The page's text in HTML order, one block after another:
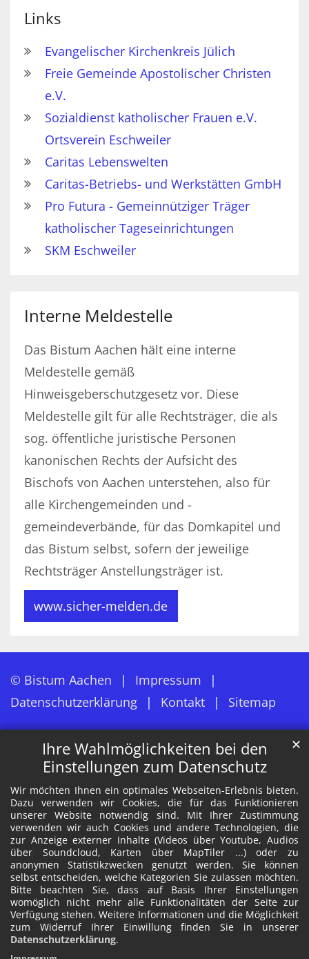
Ihre Wahlmöglichkeiten bei den
Einstellungen zum Datenschutz
Wir möchten Ihnen ein optimales Webseiten-Erlebnis bieten.
Dazu verwenden wir Cookies, die für das Funktionieren
unserer Website notwendig sind. Mit Ihrer Zustimmung
verwenden wir auch Cookies und andere Technologien, die
zur Anzeige externer Inhalte (Videos über Youtube, Audios
über Soundcloud, Karten über MapTiler ...) oder zu
anonymen Statistikzwecken genutzt werden. Sie können
selbst entscheiden, welche Kategorien Sie zulassen möchten.
Bitte beachten Sie, dass auf Basis Ihrer Einstellungen
womöglich nicht mehr alle Funktionalitäten der Seite zur
Verfügung stehen. Weitere Informationen und die Möglichkeit
zum Widerruf Ihrer Einwillung finden Sie in unserer
Datenschutzerklärung.
✕
Links
Evangelischer Kirchenkreis Jülich
Freie Gemeinde Apostolischer Christen
e.V.
Sozialdienst katholischer Frauen e.V.
Ortsverein Eschweiler
Caritas Lebenswelten
Caritas-Betriebs- und Werkstätten GmbH
Pro Futura - Gemeinnütziger Träger
katholischer Tageseinrichtungen
SKM Eschweiler
Interne Meldestelle
Das Bistum Aachen hält eine interne
Meldestelle gemäß
Hinweisgeberschutzgesetz vor. Diese
Meldestelle gilt für alle Rechtsträger, die als
sog. öffentliche juristische Personen
kanonischen Rechts der Aufsicht des
Bischofs von Aachen unterstehen, also für
alle Kirchengemeinden und -
gemeindeverbände, für das Domkapitel und
das Bistum selbst, sofern der jeweilige
Rechtsträger Anstellungsträger ist.
www.sicher-melden.de
© Bistum Aachen
Impressum
Datenschutzerklärung
Kontakt Sitemap